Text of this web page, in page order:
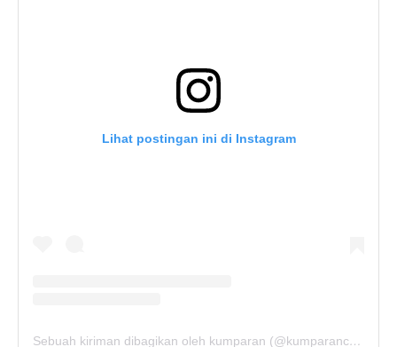
Lihat postingan ini di Instagram
Sebuah kiriman dibagikan oleh kumparan (@kumparancom)